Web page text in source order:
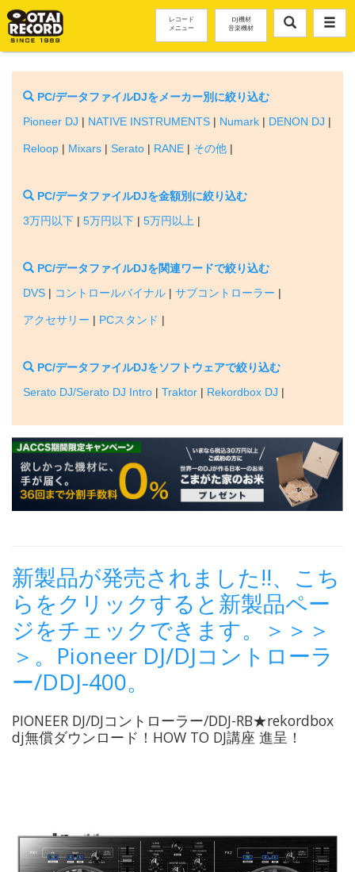
レコード
メニュー
DJ機材
音楽機材
PC/データファイルDJをメーカー別に絞り込む
Pioneer DJ | NATIVE INSTRUMENTS | Numark | DENON DJ |
Reloop | Mixars |Serato | RANE | その他 |
PC/データファイルDJを金額別に絞り込む
3万円以下 |5万円以下 |5万円以上 |
PC/データファイルDJを関連ワードで絞り込む
DVS | コントロールバイナル |サブコントローラー |
アクセサリー | PCスタンド |
PC/データファイルDJをソフトウェアで絞り込む
Serato DJ/Serato DJ Intro |Traktor | Rekordbox DJ |
新製品が発売されました!!、こち
らをクリックすると新製品ペー
ジをチェックできます。＞＞＞
＞。Pioneer DJ/DJコントローラ
ー/DDJ-400。
PIONEER DJ/DJコントローラー/DDJ-RB★rekordbox
dj無償ダウンロード！HOW TO DJ講座 進呈！